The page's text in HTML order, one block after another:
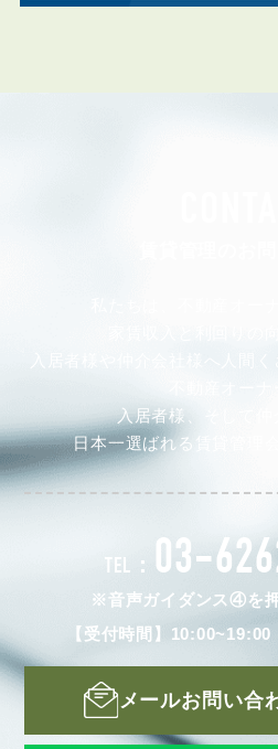
入居者様や仲介会社様へ人間
入居者様、そして仲
日本一選ばれる賃貸管理
TEL： 03-
※音声ガイダンス④を
【受付時間】10:00~19:00
メールお問い合